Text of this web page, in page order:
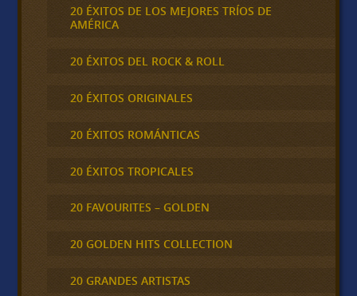
20 ÉXITOS DE LOS MEJORES TRÍOS DE
AMÉRICA
20 ÉXITOS DEL ROCK & ROLL
20 ÉXITOS ORIGINALES
20 ÉXITOS ROMÁNTICAS
20 ÉXITOS TROPICALES
20 FAVOURITES – GOLDEN
20 GOLDEN HITS COLLECTION
20 GRANDES ARTISTAS